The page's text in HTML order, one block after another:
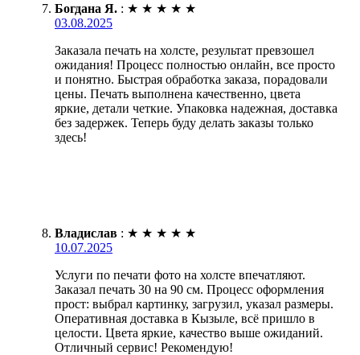
Богдана Я. : ★ ★ ★ ★ ★
03.08.2025
Заказала печать на холсте, результат превзошел
ожидания! Процесс полностью онлайн, все просто
и понятно. Быстрая обработка заказа, порадовали
цены. Печать выполнена качественно, цвета
яркие, детали четкие. Упаковка надежная, доставка
без задержек. Теперь буду делать заказы только
здесь!
Владислав : ★ ★ ★ ★ ★
10.07.2025
Услуги по печати фото на холсте впечатляют.
Заказал печать 30 на 90 см. Процесс оформления
прост: выбрал картинку, загрузил, указал размеры.
Оперативная доставка в Кызыле, всё пришло в
целости. Цвета яркие, качество выше ожиданий.
Отличный сервис! Рекомендую!